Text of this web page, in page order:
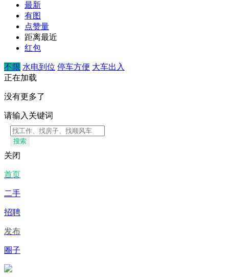
最新
有图
点赞量
距离最近
红包
不限 水电到位 停车方便 大车出入
正在加载
没有更多了
请输入关键词
搜索
关闭
首页
二手
招聘
发布
圈子